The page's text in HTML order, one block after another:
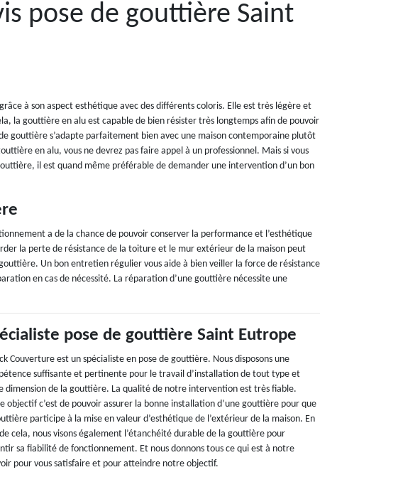
pose de gouttière Saint
à son aspect esthétique avec des différents coloris. Elle est très légère et
la gouttière en alu est capable de bien résister très longtemps afin de pouvoir
gouttière s’adapte parfaitement bien avec une maison contemporaine plutôt
en alu, vous ne devrez pas faire appel à un professionnel. Mais si vous
il est quand même préférable de demander une intervention d’un bon
a de la chance de pouvoir conserver la performance et l’esthétique
la perte de résistance de la toiture et le mur extérieur de la maison peut
Un bon entretien régulier vous aide à bien veiller la force de résistance
en cas de nécessité. La réparation d’une gouttière nécessite une
pose de gouttière Saint Eutrope
Couverture est un spécialiste en pose de gouttière. Nous disposons une
suffisante et pertinente pour le travail d’installation de tout type et
dimension de la gouttière. La qualité de notre intervention est très fiable.
objectif c’est de pouvoir assurer la bonne installation d’une gouttière pour que
participe à la mise en valeur d’esthétique de l’extérieur de la maison. En
cela, nous visons également l’étanchéité durable de la gouttière pour
sa fiabilité de fonctionnement. Et nous donnons tous ce qui est à notre
pour vous satisfaire et pour atteindre notre objectif.